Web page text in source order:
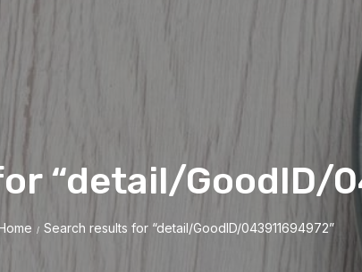
“detail/GoodID/
/ Search results for “detail/GoodID/043911694972”